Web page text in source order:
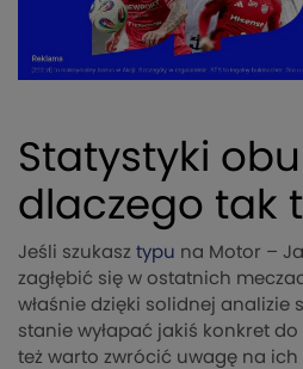
Statystyki
dlaczego tak
Jeśli szukasz typu na Motor –
zagłębić się w ostatnich
właśnie dzięki solidnej analizie
stanie wyłapać jakiś konkret
też warto zwrócić uwagę na